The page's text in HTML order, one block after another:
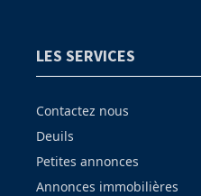
LES SERVICES
Contactez nous
Deuils
Petites annonces
Annonces immobilières